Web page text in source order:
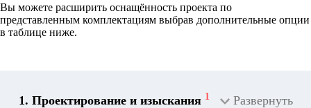
Вы можете расширить оснащённость проекта по
представленным комплектациям выбрав дополнительные опции
в таблице ниже.
1. Проектирование и изыскания 1 Развернуть